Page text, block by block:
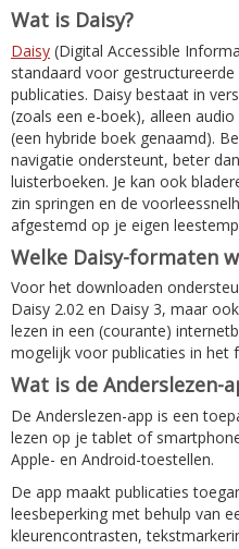
Wat is Daisy?
Daisy (Digital Accessible
standaard voor
publicaties. Daisy bestaat in
(zoals een e-boek), alleen
(een hybride boek genaamd).
navigatie ondersteunt, beter
luisterboeken. Je kan ook
zin springen en de
afgestemd op je eigen
Welke Daisy-formaten
Voor het downloaden
Daisy 2.02 en Daisy 3, maar
lezen in een (courante)
mogelijk voor publicaties in het
Wat is de Anderslezen-
De Anderslezen-app is een
lezen op je tablet of
Apple- en Android-toestellen.
De app maakt publicaties
leesbeperking met behulp van
kleurencontrasten,